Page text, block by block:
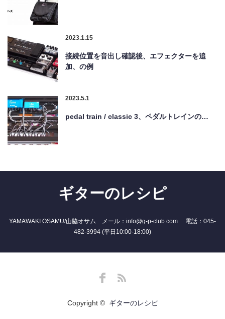
2023.1.15
接続位置を音出し確認後、エフェクターを追
加、の例
2023.5.1
pedal train / classic 3、ペダルトレインの…
ギターのレシピ
YAMAWAKI OSAMU/山脇オサム メール：info@g-p-club.com 電話：045-
482-3994 (平日10:00-18:00)
Copyright © ギターのレシピ